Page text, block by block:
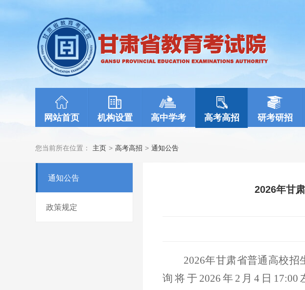
网站首页 机构设置 高中学考 高考高招 研考研招
您当前所在位置： 主页 > 高考高招 > 通知公告
通知公告
政策规定
2026年甘
2026年甘肃省普通高校
询将于2026年 2 月4 日 17:00